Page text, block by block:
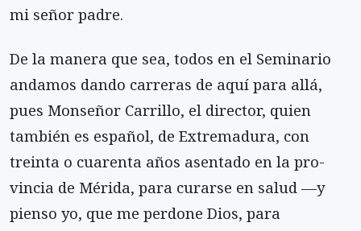
mi señor padre.
De la manera que sea, todos en el Seminario
andamos dando carreras de aquí para allá,
pues Monseñor Carrillo, el director, quien
también es español, de Extremadura, con
treinta o cuarenta años asentado en la pro-
vincia de Mérida, para curarse en salud —y
pienso yo, que me perdone Dios, para